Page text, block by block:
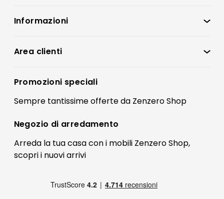
Informazioni
Condizioni di vendita
Preferenze Cookies
Termini e condizioni
Contatti
FAQ
Pagamenti
Area clienti
Registrati
Il mio account
Promozioni speciali
Sempre tantissimeofferteda Zenzero Shop
Negozio di arredamento
Arreda la tua casa con i mobili Zenzero Shop,
scopri i nuovi arrivi